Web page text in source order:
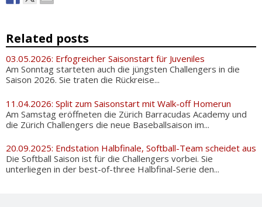
Related posts
03.05.2026: Erfogreicher Saisonstart für Juveniles
Am Sonntag starteten auch die jüngsten Challengers in die
Saison 2026. Sie traten die Rückreise...
11.04.2026: Split zum Saisonstart mit Walk-off Homerun
Am Samstag eröffneten die Zürich Barracudas Academy und
die Zürich Challengers die neue Baseballsaison im...
20.09.2025: Endstation Halbfinale, Softball-Team scheidet aus
Die Softball Saison ist für die Challengers vorbei. Sie
unterliegen in der best-of-three Halbfinal-Serie den...